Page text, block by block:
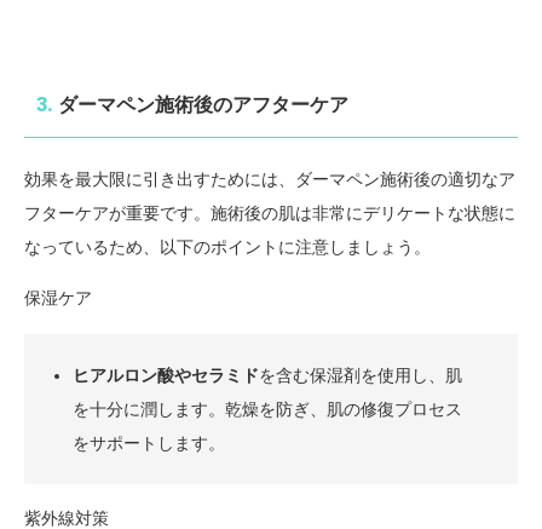
3. ダーマペン施術後のアフターケア
効果を最大限に引き出すためには、ダーマペン施術後の適切なア
フターケアが重要です。施術後の肌は非常にデリケートな状態に
なっているため、以下のポイントに注意しましょう。
保湿ケア
ヒアルロン酸やセラミドを含む保湿剤を使用し、肌
を十分に潤します。乾燥を防ぎ、肌の修復プロセス
をサポートします。
紫外線対策